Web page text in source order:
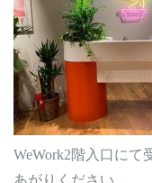
WeWork2階入口にて